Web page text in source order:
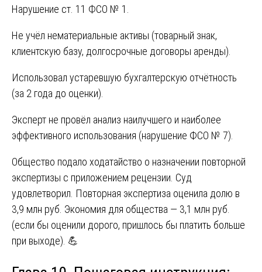
Нарушение ст. 11 ФСО № 1.
Не учёл нематериальные активы (товарный знак,
клиентскую базу, долгосрочные договоры аренды).
Использовал устаревшую бухгалтерскую отчётность
(за 2 года до оценки).
Эксперт не провёл анализ наилучшего и наиболее
эффективного использования (нарушение ФСО № 7).
Общество подало ходатайство о назначении повторной
экспертизы с приложением рецензии. Суд
удовлетворил. Повторная экспертиза оценила долю в
3,9 млн руб. Экономия для общества — 3,1 млн руб.
(если бы оценили дорого, пришлось бы платить больше
при выходе). 💪